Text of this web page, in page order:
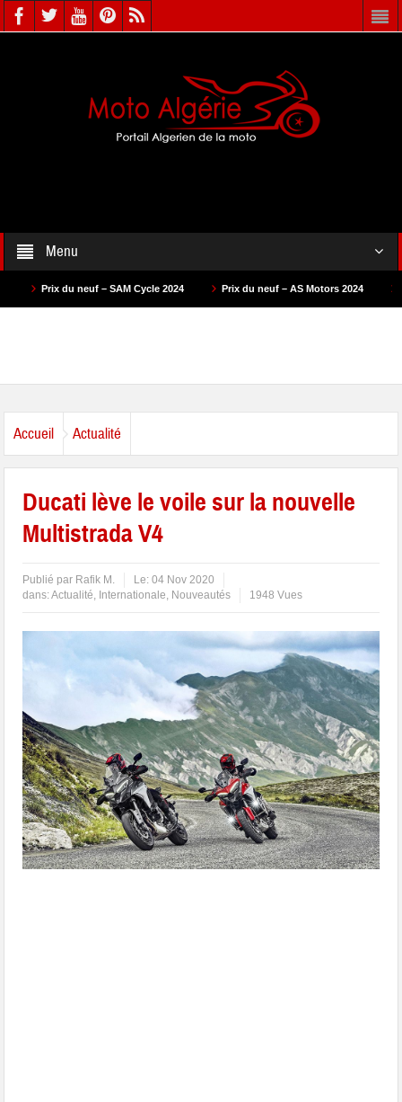
Menu
Cycle 2024 Prix du neuf – AS Motors 2024 Prix du neuf – VMS 2024
Accueil Actualité
Ducati lève le voile sur la nouvelle
Multistrada V4
Publié par Rafik M. Le:04 Nov 2020
dans:Actualité, Internationale, Nouveautés 1948 Vues